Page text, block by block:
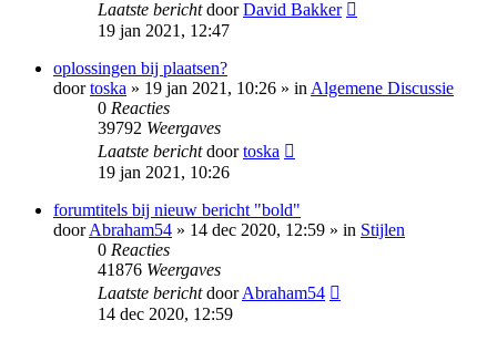
Laatste berichtdoorDavid Bakker
19 jan 2021, 12:47
oplossingen bij plaatsen?
doortoska » 19 jan 2021, 10:26 » inAlgemene Discussie
0 Reacties
39792 Weergaves
Laatste berichtdoortoska
19 jan 2021, 10:26
forumtitels bij nieuw bericht "bold"
doorAbraham54 » 14 dec 2020, 12:59 » in Stijlen
0 Reacties
41876 Weergaves
Laatste berichtdoorAbraham54
14 dec 2020, 12:59